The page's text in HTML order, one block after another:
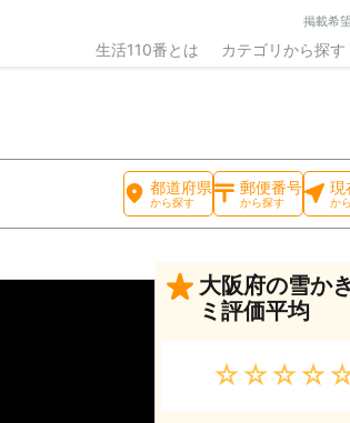
掲載希
生活110番とは カテゴリから探す
都道府県
から探す
郵便番号
から探す
現
か
大阪府の雪か
ミ評価平均